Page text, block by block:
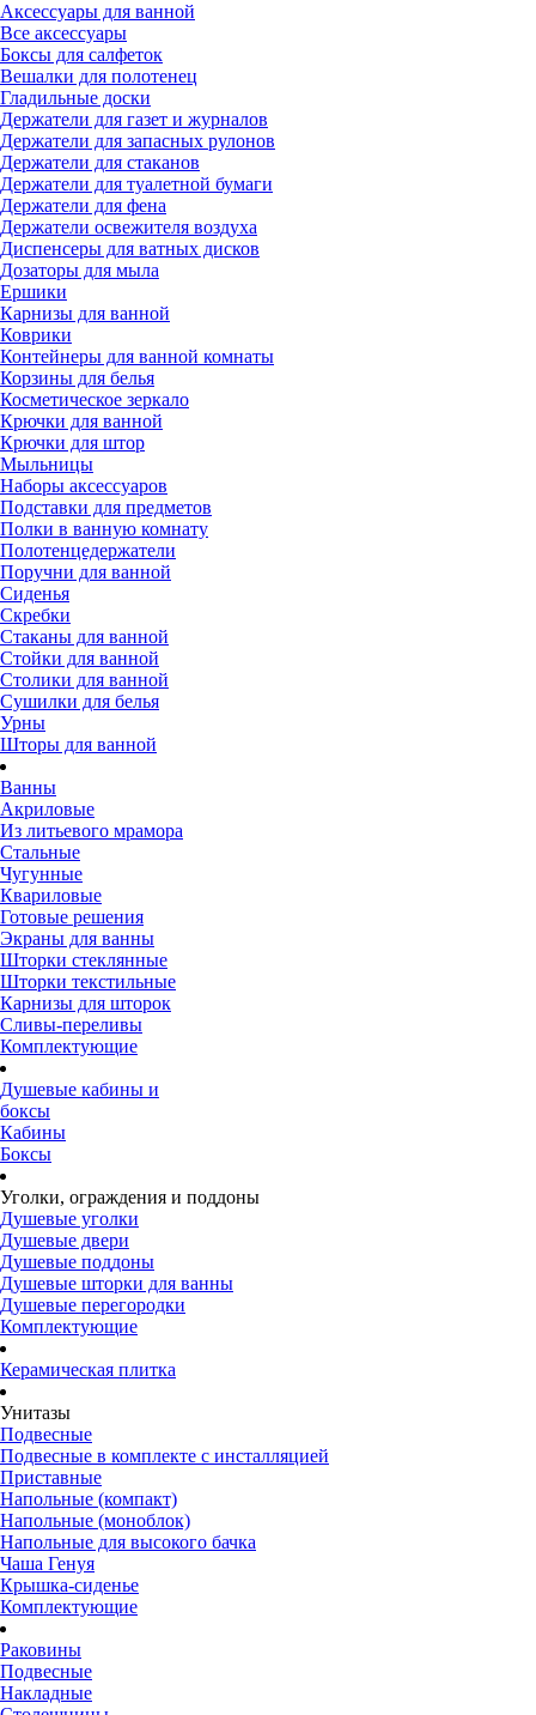
Аксессуары для ванной
Все аксессуары
Боксы для салфеток
Вешалки для полотенец
Гладильные доски
Держатели для газет и журналов
Держатели для запасных рулонов
Держатели для стаканов
Держатели для туалетной бумаги
Держатели для фена
Держатели освежителя воздуха
Диспенсеры для ватных дисков
Дозаторы для мыла
Ершики
Карнизы для ванной
Коврики
Контейнеры для ванной комнаты
Корзины для белья
Косметическое зеркало
Крючки для ванной
Крючки для штор
Мыльницы
Наборы аксессуаров
Подставки для предметов
Полки в ванную комнату
Полотенцедержатели
Поручни для ванной
Сиденья
Скребки
Стаканы для ванной
Стойки для ванной
Столики для ванной
Сушилки для белья
Урны
Шторы для ванной
Ванны
Акриловые
Из литьевого мрамора
Стальные
Чугунные
Квариловые
Готовые решения
Экраны для ванны
Шторки стеклянные
Шторки текстильные
Карнизы для шторок
Сливы-переливы
Комплектующие
Душевые кабины и
боксы
Кабины
Боксы
Уголки, ограждения и поддоны
Душевые уголки
Душевые двери
Душевые поддоны
Душевые шторки для ванны
Душевые перегородки
Комплектующие
Керамическая плитка
Унитазы
Подвесные
Подвесные в комплекте с инсталляцией
Приставные
Напольные (компакт)
Напольные (моноблок)
Напольные для высокого бачка
Чаша Генуя
Крышка-сиденье
Комплектующие
Раковины
Подвесные
Накладные